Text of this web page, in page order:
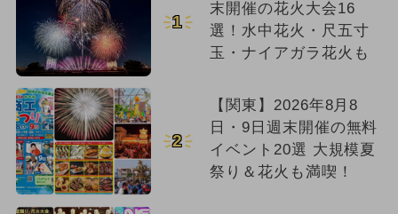
1
末開催の花火大会16
選！水中花火・尺五寸
玉・ナイアガラ花火も
2
【関東】2026年8月8
日・9日週末開催の無料
イベント20選 大規模夏
祭り＆花火も満喫！